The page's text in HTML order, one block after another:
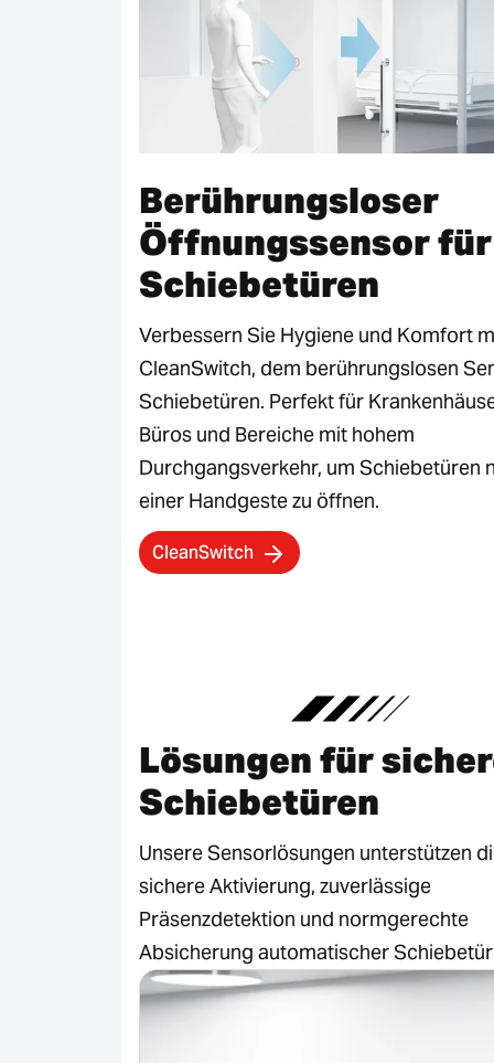
Berührungsloser
Öffnungssensor für
Schiebetüren
Verbessern Sie Hygiene und Komfort
CleanSwitch, dem berührungslosen
Schiebetüren. Perfekt für
Büros und Bereiche mit hohem
Durchgangsverkehr, um Schiebetüren
einer Handgeste zu öffnen.
CleanSwitch
Lösungen für
Schiebetüren
Unsere Sensorlösungen unterstützen
sichere Aktivierung, zuverlässige
Präsenzdetektion und normgerechte
Absicherung automatischer